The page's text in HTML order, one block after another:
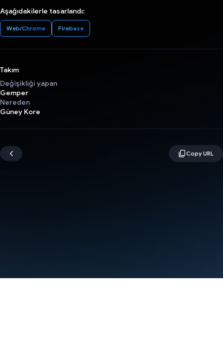
Aşağıdakilerle tasarlandı:
Web/Chrome Firebase
Takım
Değişikliği yapan
Gemper
Nereden
Güney Kore